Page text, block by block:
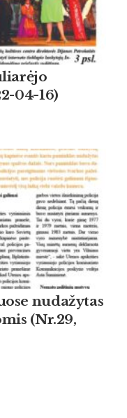
04-16)
nudažytas
(Nr.29,